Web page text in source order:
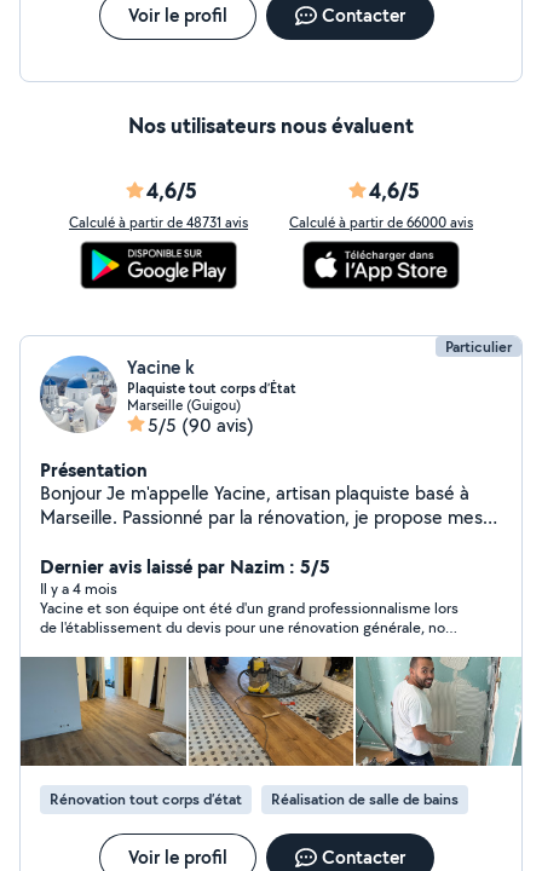
Voir le profil Contacter
Nos utilisateurs nous évaluent
4,6/5
Calculé à partir de 48731 avis
4,6/5
Calculé à partir de 66000 avis
Particulier
Yacine k
Plaquiste tout corps d’État
Marseille (Guigou)
5/5 (90 avis)
Présentation
Bonjour Je m'appelle Yacine, artisan plaquiste basé à
Marseille. Passionné par la rénovation, je propose mes
faux plafonds Enduits, bandes et peinture Pose de
parquet et carrelage Aménagement intérieur et finitions
Mon objectif : un résultat propre, durable et à votre
goût Contactez-moi pour discuter de votre projet, je
réponds rapidement ! Vous pouvez jeter un œil à mes
avis clients (5) ainsi qu'à mes photos de réalisations
pour voir la qualité de mon travail. Yacine Artisan tout
corps d'état
Dernier avis laissé par Nazim : 5/5
Il y a 4 mois
Yacine et son équipe ont été d'un grand professionnalisme lors
de l'établissement du devis pour une rénovation générale, nous
évidente en plus de la réactivité, la disponibilité et le conseil
(le tout avec le grand sourire). Bonne continuation !
Rénovation tout corps d’état Réalisation de salle de bains
Voir le profil Contacter